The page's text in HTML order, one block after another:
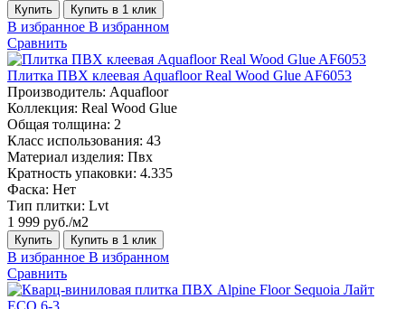
Купить Купить в 1 клик
В избранное В избранном
Сравнить
Плитка ПВХ клеевая Aquafloor Real Wood Glue AF6053
Производитель: Aquafloor
Коллекция: Real Wood Glue
Общая толщина: 2
Класс использования: 43
Материал изделия: Пвх
Кратность упаковки: 4.335
Фаска: Нет
Тип плитки: Lvt
1 999 руб./м2
Купить Купить в 1 клик
В избранное В избранном
Сравнить